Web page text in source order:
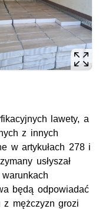
lawety, a
z innych
w artykułach 278 i
usłyszał
będą odpowiadać
z mężczyzn grozi